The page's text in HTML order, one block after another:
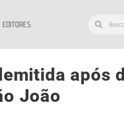
EDITORES
após
João